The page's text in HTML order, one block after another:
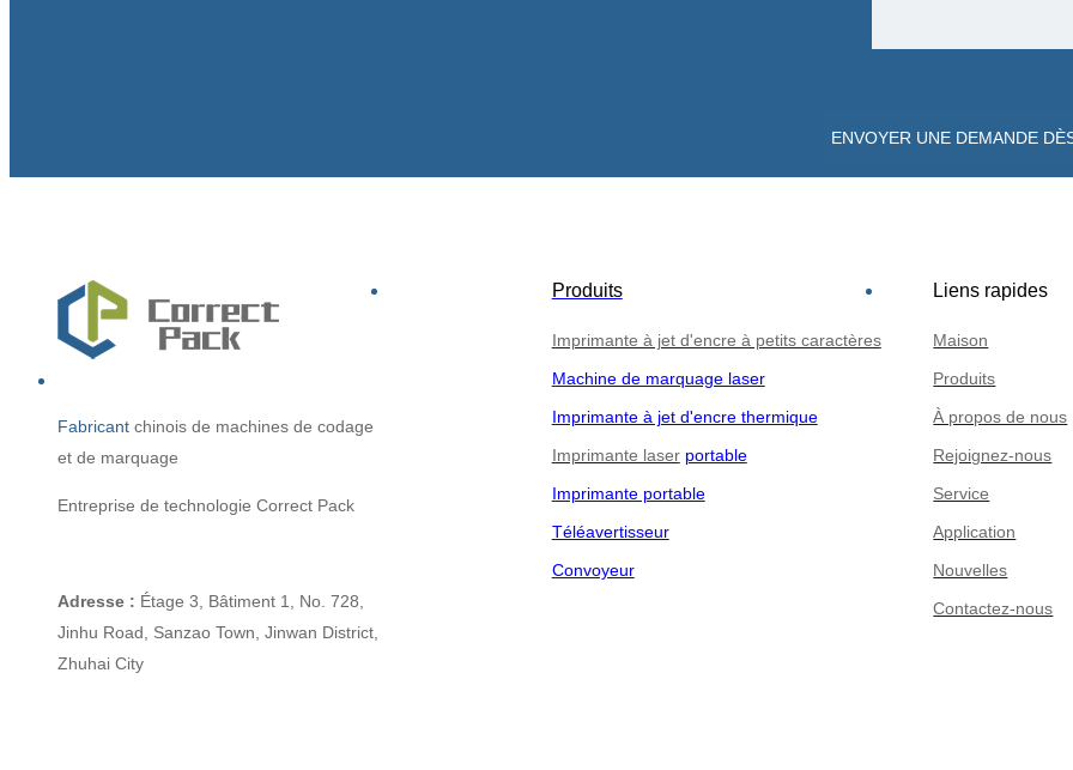
ENVOYER UNE DEMANDE
Fabricant chinois de machines de codage
et de marquage
Entreprise de technologie Correct Pack
Adresse : Étage 3, Bâtiment 1, No. 728,
Jinhu Road, Sanzao Town, Jinwan District,
Zhuhai City
Produits
Imprimante à jet d'encre à petits caractères
Machine de marquage laser
Imprimante à jet d'encre thermique
Imprimante laser portable
Imprimante portable
Téléavertisseur
Convoyeur
Liens rapides
Maison
Produits
À propos de nous
Rejoignez-nous
Service
Application
Nouvelles
Contactez-nous